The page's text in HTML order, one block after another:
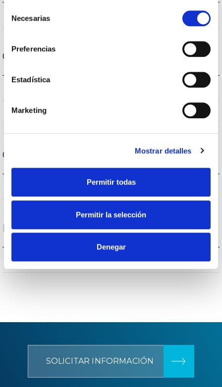
Necesarias
Preferencias
Estadística
Marketing
Mostrar detalles
Permitir todas
Permitir la selección
Denegar
Ángulo de apertura 360
Carcasa y Acabado
IP20
Color cuerpo Blanco
Condiciones de funcionamiento
Temp. de funcionamiento
Protecciones
Protección sobretensiones NO
SOLICITAR INFORMACIÓN